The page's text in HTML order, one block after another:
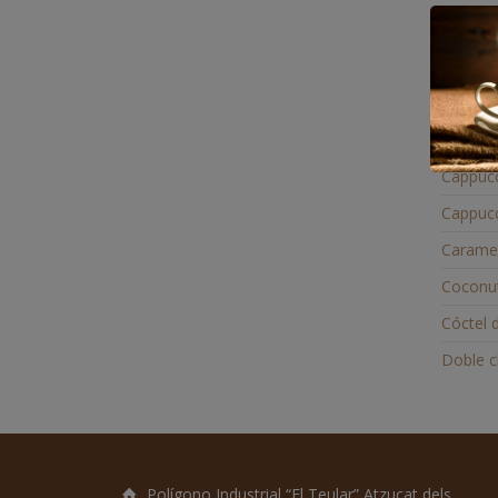
Café
Café
Cóctel
Doble